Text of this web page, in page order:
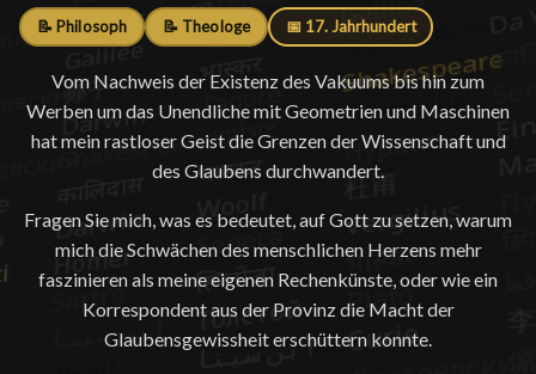
📝 Philosoph 📝 Theologe 📅 17. Jahrhundert
Vom Nachweis der Existenz des Vakuums bis hin zum
Werben um das Unendliche mit Geometrien und Maschinen
hat mein rastloser Geist die Grenzen der Wissenschaft und
des Glaubens durchwandert.
Fragen Sie mich, was es bedeutet, auf Gott zu setzen, warum
mich die Schwächen des menschlichen Herzens mehr
faszinieren als meine eigenen Rechenkünste, oder wie ein
Korrespondent aus der Provinz die Macht der
Glaubensgewissheit erschüttern konnte.